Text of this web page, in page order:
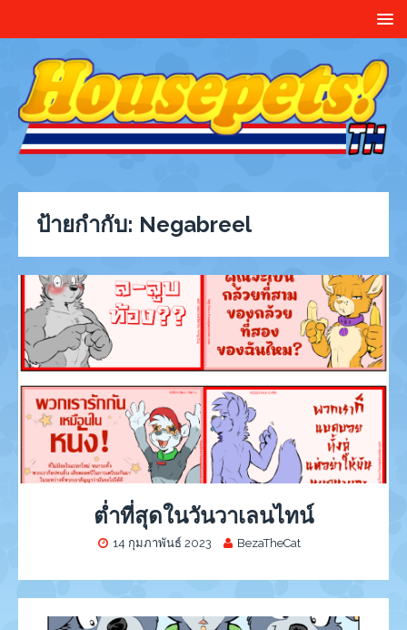
ป้ายกำกับ: Negabreel
ต่ำที่สุดในวันวาเลนไทน์
14 กุมภาพันธ์ 2023 BezaTheCat